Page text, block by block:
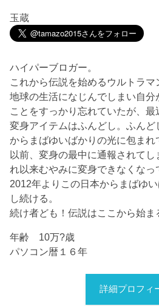
玉蔵
ハイパーブロガー。
これから伝説を始めるウルトラマ
地球の生活になじんでしまい自分
ことをすっかり忘れていたが、最
変身アイテムはふんどし。ふん
からまばゆいばかりの光に包まれ
以前、変身の最中に通報されて
れ以来むやみに変身できなくなっ
2012年よりこの日本からまばゆ
し続ける。
続け者ども！伝説はここから始ま
年齢 10万?歳
パソコン暦１６年
詳細プロフィ